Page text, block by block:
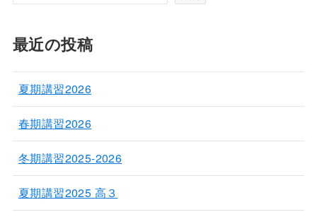
最近の投稿
夏期講習2026
春期講習2026
冬期講習2025-2026
夏期講習2025 高３